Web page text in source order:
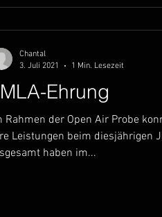
Ehrung
Rahmen der Open Air Probe
Leistungen beim diesjährigen
haben im...
Chantal
3. Juli 2021
1 Min. Lesezeit